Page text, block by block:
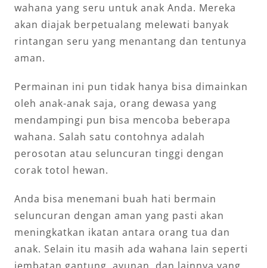
wahana yang seru untuk anak Anda. Mereka
akan diajak berpetualang melewati banyak
rintangan seru yang menantang dan tentunya
aman.
Permainan ini pun tidak hanya bisa dimainkan
oleh anak-anak saja, orang dewasa yang
mendampingi pun bisa mencoba beberapa
wahana. Salah satu contohnya adalah
perosotan atau seluncuran tinggi dengan
corak totol hewan.
Anda bisa menemani buah hati bermain
seluncuran dengan aman yang pasti akan
meningkatkan ikatan antara orang tua dan
anak. Selain itu masih ada wahana lain seperti